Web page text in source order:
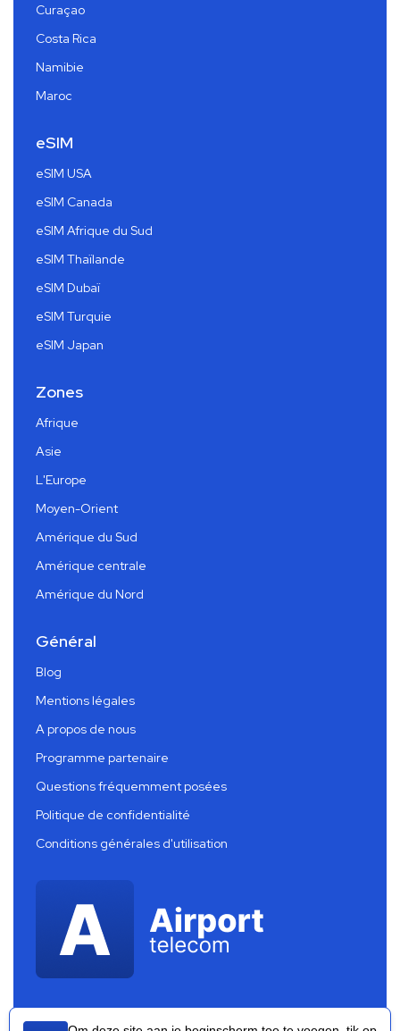
Curaçao
Costa Rica
Namibie
Maroc
eSIM
eSIM USA
eSIM Canada
eSIM Afrique du Sud
eSIM Thaïlande
eSIM Dubaï
eSIM Turquie
eSIM Japan
Zones
Afrique
Asie
L'Europe
Moyen-Orient
Amérique du Sud
Amérique centrale
Amérique du Nord
Général
Blog
Mentions légales
A propos de nous
Programme partenaire
Questions fréquemment posées
Politique de confidentialité
Conditions générales d'utilisation